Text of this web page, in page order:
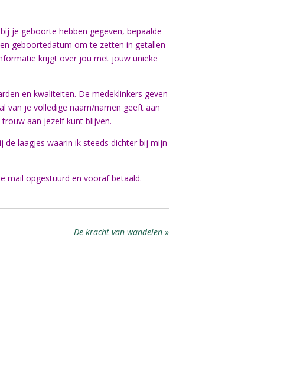
je geboorte hebben gegeven, bepaalde
geboortedatum om te zetten in getallen
krijgt over jou met jouw unieke
en kwaliteiten. De medeklinkers geven
van je volledige naam/namen geeft aan
aan jezelf kunt blijven.
laagjes waarin ik steeds dichter bij mijn
mail opgestuurd en vooraf betaald.
De kracht van wandelen »